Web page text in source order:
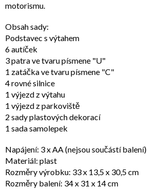
motorismu.
Obsah sady:
Podstavec s výtahem
6 autíček
3 patra ve tvaru písmene "U"
1 zatáčka ve tvaru písmene "C"
4 rovné silnice
1 výjezd z výtahu
1 výjezd z parkoviště
2 sady plastových dekorací
1 sada samolepek
Napájení: 3 x AA (nejsou součástí balení)
Materiál: plast
Rozměry výrobku: 33 x 13,5 x 30,5 cm
Rozměry balení: 34 x 31 x 14 cm